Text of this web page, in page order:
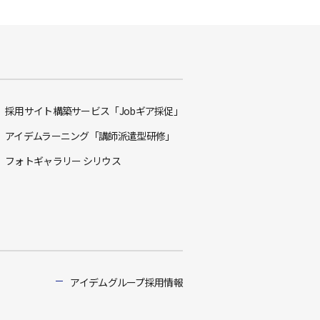
採用サイト構築サービス「Jobギア採促」
アイデムラーニング「講師派遣型研修」
フォトギャラリー シリウス
アイデムグループ採用情報